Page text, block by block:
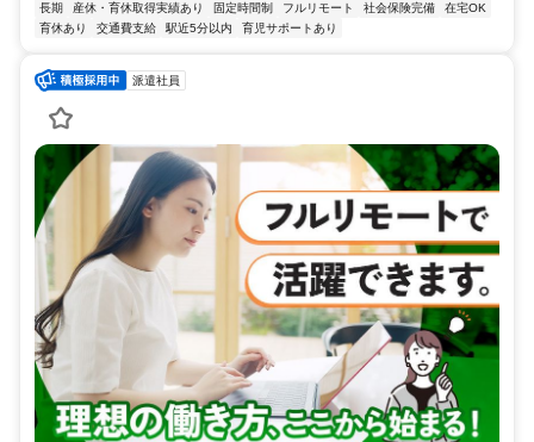
長期 産休・育休取得実績あり 固定時間制 フルリモート 社会保険完備
在宅OK
育休あり
交通費支給 駅近5分以内 育児サポートあり
派遣社員